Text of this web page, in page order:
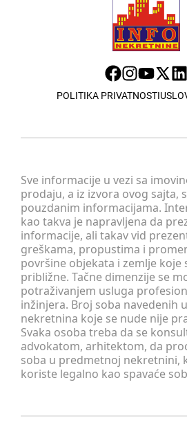
POLITIKA PRIVATNOSTI
Sve informacije u vezi sa
prodaju, a iz izvora ovog sajta,
pouzdanim informacijama.
kao takva je napravljena da
informacije, ali takav vid
greškama, propustima i
površine objekata i zemlje koje
približne. Tačne dimenzije se
potraživanjem usluga
inžinjera. Broj soba navedenih
nekretnina koje se nude nije
Svaka osoba treba da se
advokatom, arhitektom, da
soba u predmetnoj nekretnini,
koriste legalno kao spavaće